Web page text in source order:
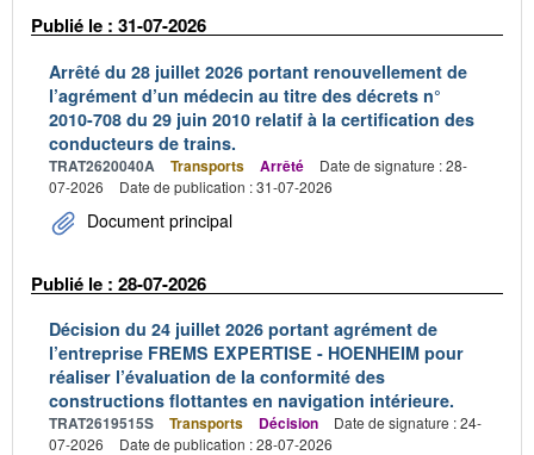
Publié le : 31-07-2026
Arrêté du 28 juillet 2026 portant renouvellement de
l’agrément d’un médecin au titre des décrets n°
2010-708 du 29 juin 2010 relatif à la certification des
conducteurs de trains.
TRAT2620040A Transports Arrêté
Date de signature : 28-
07-2026
Date de publication : 31-07-2026
Document principal
Publié le : 28-07-2026
Décision du 24 juillet 2026 portant agrément de
l’entreprise FREMS EXPERTISE - HOENHEIM pour
réaliser l’évaluation de la conformité des
constructions flottantes en navigation intérieure.
TRAT2619515S Transports Décision
Date de signature : 24-
07-2026
Date de publication : 28-07-2026